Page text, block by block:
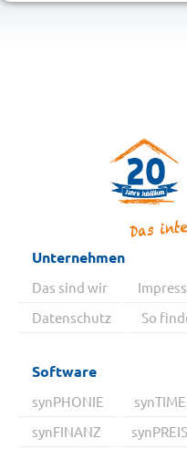
Unternehmen
Das sind wir
Datenschutz
So
Software
synPHONIE synTIME
synFINANZ
synPREIS